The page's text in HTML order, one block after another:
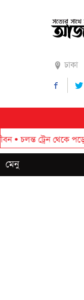
ঢাকা
ট্রেন থেকে পড়ে
মেনু